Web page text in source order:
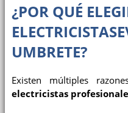
¿POR QUÉ
UMBRETE?
Existen múltiples
electricistas